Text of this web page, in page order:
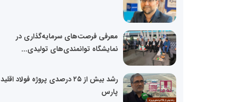
معرفی فرصت‌های سرمایه‌گذاری در
نمایشگاه توانمندی‌های تولیدی...
رشد بیش از ۲۵ درصدی پروژه فولاد اقلید
پارس